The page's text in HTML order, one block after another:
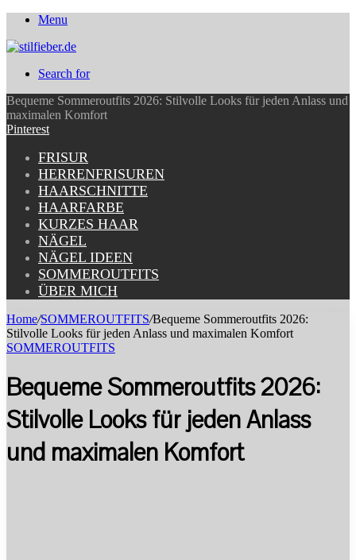
Menu
Search for
Bequeme Sommeroutfits 2026: Stilvolle Looks für jeden Anlass und
maximalen Komfort
Pinterest
FRISUR
HERRENFRISUREN
HAARSCHNITTE
HAARFARBE
KURZES HAAR
NÄGEL
NÄGEL IDEEN
SOMMEROUTFITS
ÜBER MICH
Home/SOMMEROUTFITS/Bequeme Sommeroutfits 2026:
Stilvolle Looks für jeden Anlass und maximalen Komfort
SOMMEROUTFITS
Bequeme Sommeroutfits 2026:
Stilvolle Looks für jeden Anlass
und maximalen Komfort